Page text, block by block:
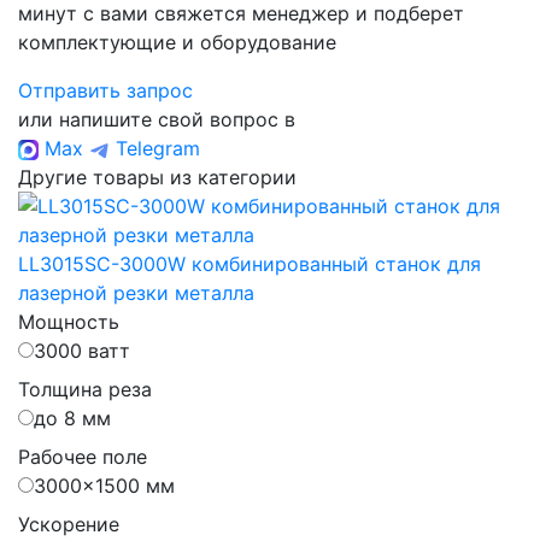
минут с вами свяжется менеджер и подберет
комплектующие и оборудование
Отправить запрос
или напишите свой вопрос в
Max
Telegram
Другие товары из категории
LL3015SC-3000W комбинированный станок для
лазерной резки металла
Мощность
3000 ватт
Толщина реза
до 8 мм
Рабочее поле
3000×1500 мм
Ускорение